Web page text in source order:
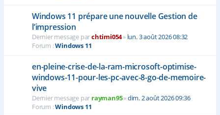
Windows 11 prépare une nouvelle Gestion de
l’impression
Dernier message parchtimi054» lun. 3 août 2026 08:32
Forum :Windows 11
en-pleine-crise-de-la-ram-microsoft-optimise-
windows-11-pour-les-pc-avec-8-go-de-memoire-
vive
Dernier message par rayman95»dim. 2 août 2026 09:36
Forum :Windows 11